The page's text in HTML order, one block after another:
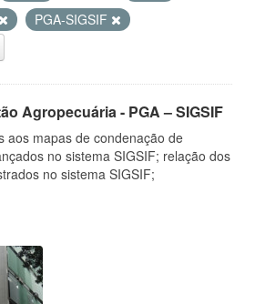
PGA-SIGSIF
Agropecuária - PGA – SIGSIF
aos mapas de condenação de
no sistema SIGSIF; relação dos
no sistema SIGSIF;